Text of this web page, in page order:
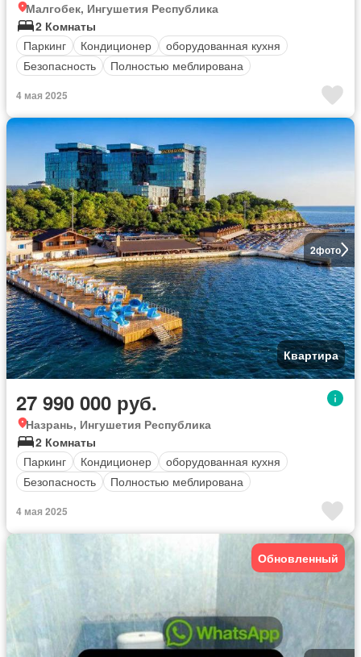
Малгобек, Ингушетия Республика
2 Комнаты
Паркинг
Кондиционер
оборудованная кухня
Безопасность
Полностью меблирована
4 мая 2025
2фото
Квартира
27 990 000 руб.
Назрань, Ингушетия Республика
2 Комнаты
Паркинг
Кондиционер
оборудованная кухня
Безопасность
Полностью меблирована
4 мая 2025
Обновленный